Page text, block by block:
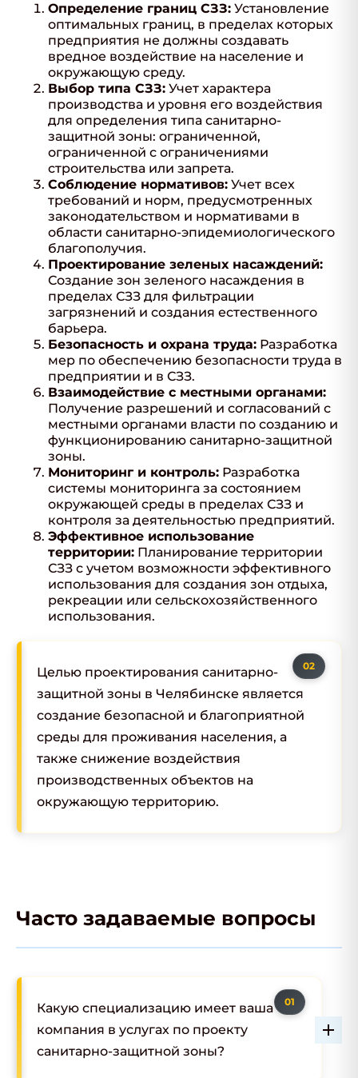
Определение границ СЗЗ: Установление
оптимальных границ, в пределах которых
предприятия не должны создавать
вредное воздействие на население и
окружающую среду.
Выбор типа СЗЗ: Учет характера
производства и уровня его воздействия
для определения типа санитарно-
защитной зоны: ограниченной,
ограниченной с ограничениями
строительства или запрета.
Соблюдение нормативов: Учет всех
требований и норм, предусмотренных
законодательством и нормативами в
области санитарно-эпидемиологического
благополучия.
Проектирование зеленых насаждений:
Создание зон зеленого насаждения в
пределах СЗЗ для фильтрации
загрязнений и создания естественного
барьера.
Безопасность и охрана труда: Разработка
мер по обеспечению безопасности труда в
предприятии и в СЗЗ.
Взаимодействие с местными органами:
Получение разрешений и согласований с
местными органами власти по созданию и
функционированию санитарно-защитной
зоны.
Мониторинг и контроль: Разработка
системы мониторинга за состоянием
окружающей среды в пределах СЗЗ и
контроля за деятельностью предприятий.
Эффективное использование
территории: Планирование территории
СЗЗ с учетом возможности эффективного
использования для создания зон отдыха,
рекреации или сельскохозяйственного
использования.
Целью проектирования санитарно-
защитной зоны в Челябинске является
создание безопасной и благоприятной
среды для проживания населения, а
также снижение воздействия
производственных объектов на
окружающую территорию.
Часто задаваемые вопросы
Какую специализацию имеет ваша
компания в услугах по проекту
санитарно-защитной зоны?